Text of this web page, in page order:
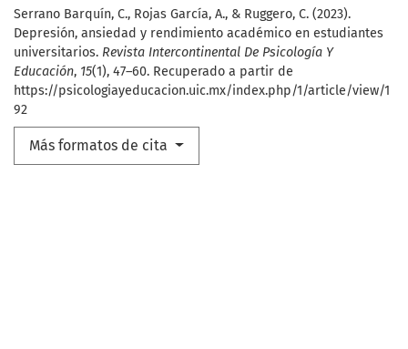
Serrano Barquín, C., Rojas García, A., & Ruggero, C. (2023).
Depresión, ansiedad y rendimiento académico en estudiantes
universitarios. Revista Intercontinental De Psicología Y
Educación, 15(1), 47–60. Recuperado a partir de
https://psicologiayeducacion.uic.mx/index.php/1/article/view/1
92
Más formatos de cita